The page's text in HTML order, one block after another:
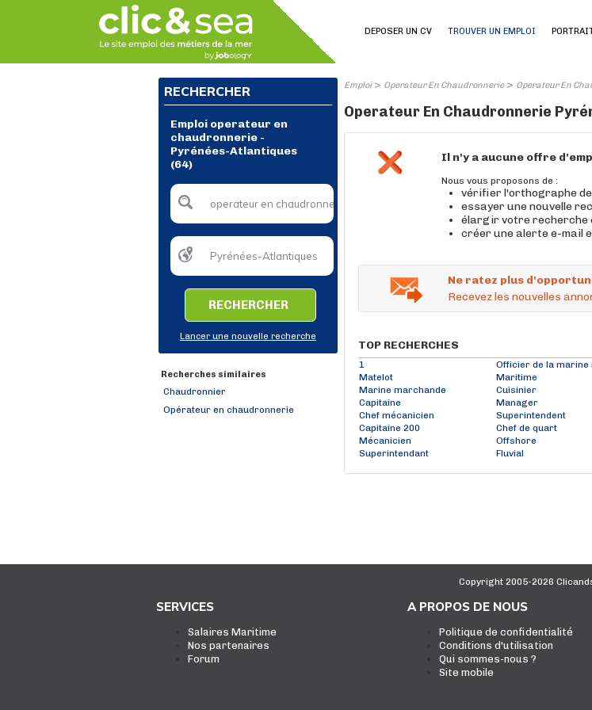
DEPOSER UN CV TROUVER UN EMPLOI
RECHERCHER
Emploi operateur en
chaudronnerie -
Pyrénées-Atlantiques
(64)
RECHERCHER
Lancer une nouvelle recherche
Recherches similaires
Chaudronnier
Opérateur en chaudronnerie
Emploi> Operateur En Chaudronnerie> Operateur En
Operateur En Chaudronnerie
Il n'y a aucune offre
Nous vous proposons de :
vérifier l'orthographe
essayer une nouvelle
élargir votre recherche
créer une alerte e-mail
Ne ratez plus
Recevez les nouvelles
TOP RECHERCHES
1 Officier de la marine
Matelot
Maritime
Marine marchande
Cuisinier
Capitaine
Manager
Chef mécanicien
Superintendent
Capitaine 200
Chef de quart
Mécanicien
Offshore
Superintendant
Fluvial
Copyright 2005-2026
SERVICES
Salaires Maritime
Nos partenaires
Forum
A PROPOS DE NOUS
Politique de confidentialité
Conditions d'utilisation
Qui sommes-nous ?
Site mobile